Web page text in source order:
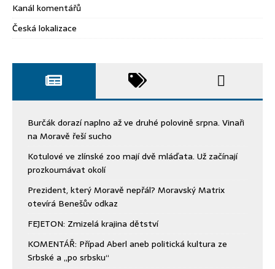
Kanál komentářů
Česká lokalizace
Burčák dorazí naplno až ve druhé polovině srpna. Vinaři
na Moravě řeší sucho
Kotulové ve zlínské zoo mají dvě mláďata. Už začínají
prozkoumávat okolí
Prezident, který Moravě nepřál? Moravský Matrix
otevírá Benešův odkaz
FEJETON: Zmizelá krajina dětství
KOMENTÁŘ: Případ Aberl aneb politická kultura ze
Srbské a „po srbsku“